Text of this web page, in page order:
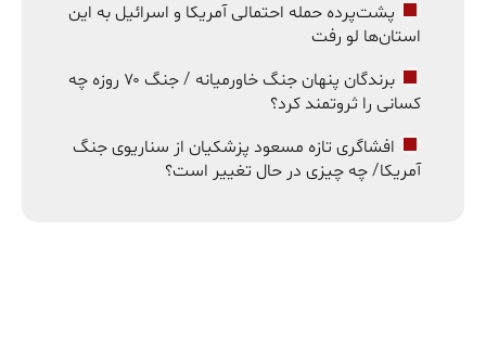
پشت‌پرده حمله احتمالی آمریکا و اسرائیل به این
استان‌ها لو رفت
برندگان پنهان جنگ خاورمیانه / جنگ ۷۰ روزه چه
کسانی را ثروتمند کرد؟
افشاگری تازه مسعود پزشکیان از سناریوی جنگ
آمریکا/ چه چیزی در حال تغییر است؟